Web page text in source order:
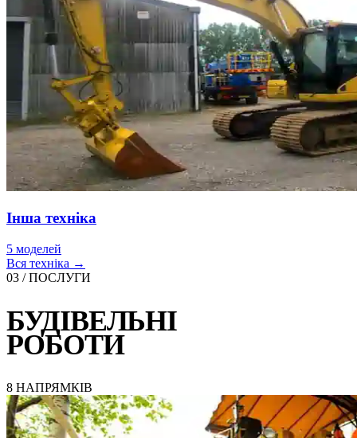
Інша техніка
5 моделей
Вся техніка →
03 / ПОСЛУГИ
БУДІВЕЛЬНІ
РОБОТИ
8 НАПРЯМКІВ